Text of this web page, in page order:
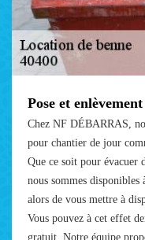
Pose et
Chez NF DÉBARRAS,
pour chantier de jour
Que ce soit pour évacuer
nous sommes
alors de vous mettre à
Vous pouvez à cet effet
gratuit. Notre équipe